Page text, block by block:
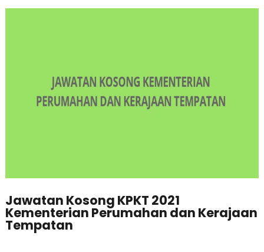
Jawatan Kosong KPKT 2021
Kementerian Perumahan dan Kerajaan
Tempatan